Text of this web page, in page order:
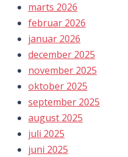
marts 2026
februar 2026
januar 2026
december 2025
november 2025
oktober 2025
september 2025
august 2025
juli 2025
juni 2025